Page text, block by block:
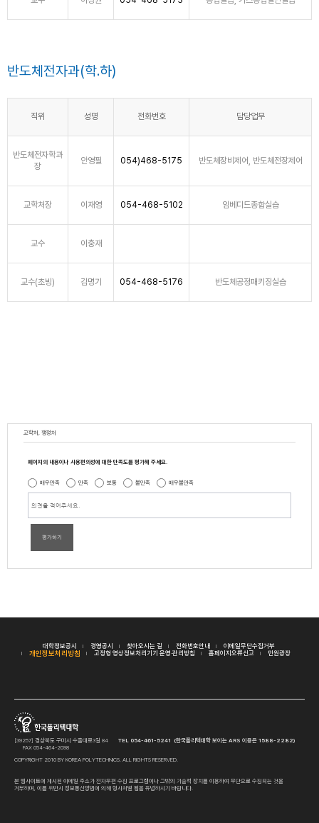
반도체전자과(학.하)
직위 성명 전화번호 담당업무
반도체전자학과
장
안영필 054)468-5175 반도체장비제어, 반도체전장제어
교학처장 이재영 054-468-5102 임베디드종합실습
교수 이충재
교수(초빙) 김명기 054-468-5176 반도체공정패키징실습
교학처, 행정처
페이지의 내용이나 사용편의성에 대한 만족도를 평가해 주세요.
매우만족 만족 보통 불만족 매우불만족
평가하기
대학정보공시 경영공시 찾아오시는 길 전화번호안내 이메일무단수집거부
개인정보처리방침 고정형 영상정보처리기기 운영·관리방침 홈페이지오류신고 민원광장
[39257] 경상북도 구미시 수출대로3길 84 TEL 054-461-5241 (한국폴리텍대학 보이는 ARS 이용은 1588-2282)
FAX 054-464-2098
COPYRIGHT 2010 BY KOREA POLYTECHNICS. ALL RIGHTS RESERVED.
본 웹사이트에 게시된 이메일 주소가 전자우편 수집 프로그램이나 그밖의 기술적 장치를 이용하여 무단으로 수집되는 것을
거부하며, 이를 위반시 정보통신망법에 의해 형사처벌 됨을 유념하시기 바랍니다.